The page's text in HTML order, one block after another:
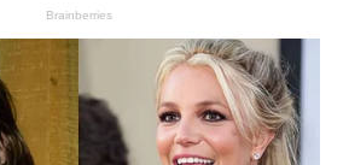
Brainberries